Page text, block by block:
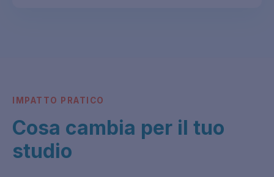
IMPATTO PRATICO
Cosa cambia per il tuo
studio